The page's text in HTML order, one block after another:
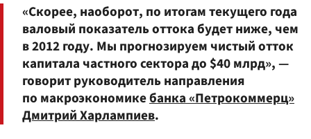
«Скорее, наоборот, по итогам текущего года
валовый показатель оттока будет ниже, чем
в 2012 году. Мы прогнозируем чистый отток
капитала частного сектора до $40 млрд», —
говорит руководитель направления
по макроэкономикебанка «Петрокоммерц»
Дмитрий Харлампиев.